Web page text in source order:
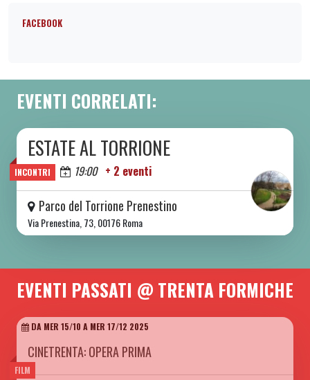
FACEBOOK
EVENTI CORRELATI:
INCONTRI
DA SAB 06/06 A SAB 08/08 2026
ESTATE AL TORRIONE
Oggi 19:00 + 2 eventi
Parco del Torrione Prenestino
Via Prenestina, 73, 00176 Roma
EVENTI PASSATI @ TRENTA FORMICHE
FILM
DA MER 15/10 A MER 17/12 2025
CINETRENTA: OPERA PRIMA